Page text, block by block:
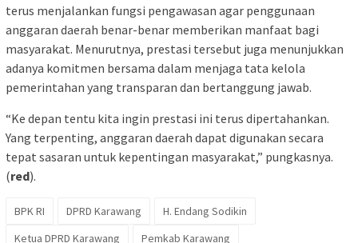
terus menjalankan fungsi pengawasan agar penggunaan
anggaran daerah benar-benar memberikan manfaat bagi
masyarakat. Menurutnya, prestasi tersebut juga menunjukkan
adanya komitmen bersama dalam menjaga tata kelola
pemerintahan yang transparan dan bertanggung jawab.
“Ke depan tentu kita ingin prestasi ini terus dipertahankan.
Yang terpenting, anggaran daerah dapat digunakan secara
tepat sasaran untuk kepentingan masyarakat,” pungkasnya.
(red).
BPK RI DPRD Karawang
H. Endang Sodikin
Ketua DPRD Karawang
Pemkab Karawang